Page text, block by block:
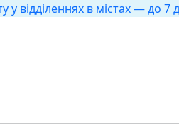
відділеннях в містах — до